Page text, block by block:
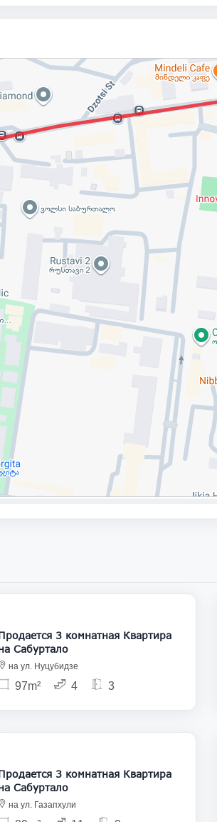
215 000
3 комнатная Квартира
Сабуртало
на ул. Нуцубидзе
97m² 4 3
265 000
3 комнатная Квартира
Сабуртало
на ул. Газапхули